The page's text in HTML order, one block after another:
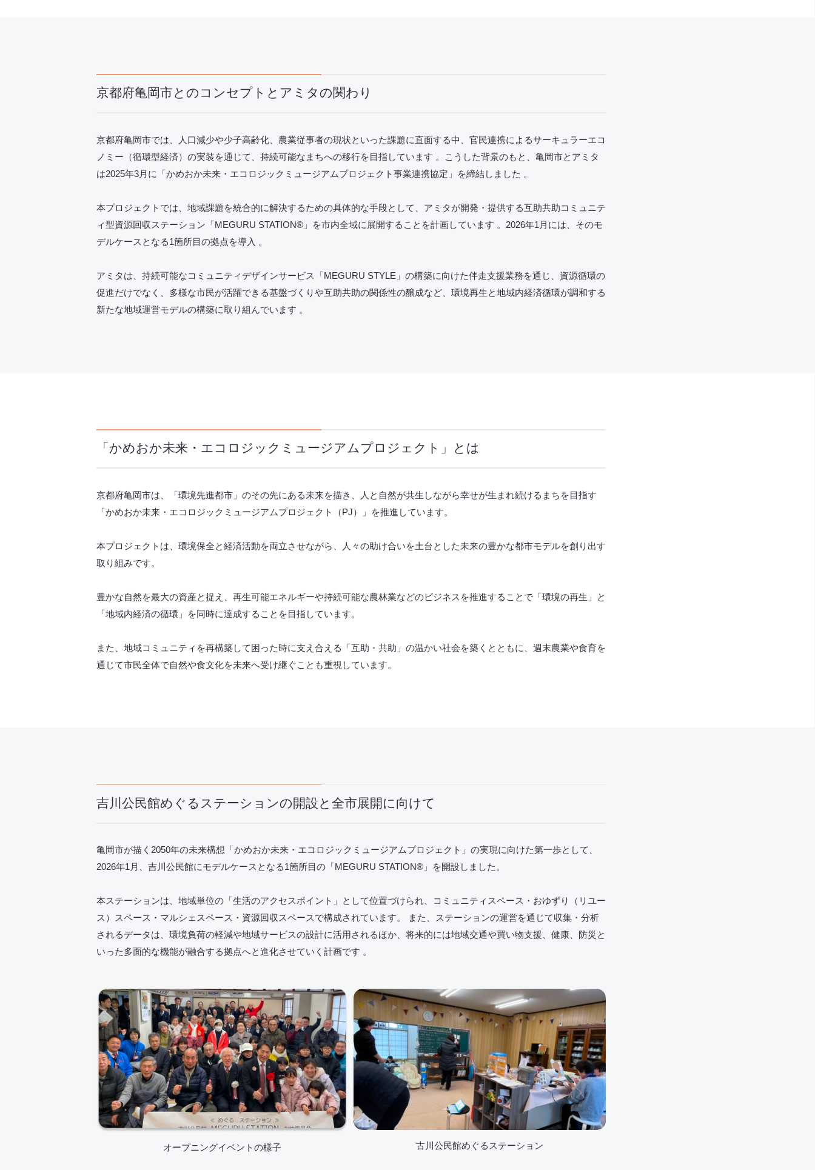
京都府亀岡市とのコンセプトとアミタの関わり
京都府亀岡市では、人口減少や少子高齢化、農業従事者の現状といった課題に直面する中、官民連携によるサーキュラーエコ
ノミー（循環型経済）の実装を通じて、持続可能なまちへの移行を目指しています 。こうした背景のもと、亀岡市とアミタ
は2025年3月に「かめおか未来・エコロジックミュージアムプロジェクト事業連携協定」を締結しました 。
本プロジェクトでは、地域課題を統合的に解決するための具体的な手段として、アミタが開発・提供する互助共助コミュニテ
ィ型資源回収ステーション「MEGURU STATION®」を市内全域に展開することを計画しています 。2026年1月には、そのモ
デルケースとなる1箇所目の拠点を導入 。
アミタは、持続可能なコミュニティデザインサービス「MEGURU STYLE」の構築に向けた伴走支援業務を通じ、資源循環の
促進だけでなく、多様な市民が活躍できる基盤づくりや互助共助の関係性の醸成など、環境再生と地域内経済循環が調和する
新たな地域運営モデルの構築に取り組んでいます 。
「かめおか未来・エコロジックミュージアムプロジェクト」とは
京都府亀岡市は、「環境先進都市」のその先にある未来を描き、人と自然が共生しながら幸せが生まれ続けるまちを目指す
「かめおか未来・エコロジックミュージアムプロジェクト（PJ）」を推進しています。
本プロジェクトは、環境保全と経済活動を両立させながら、人々の助け合いを土台とした未来の豊かな都市モデルを創り出す
取り組みです。
豊かな自然を最大の資産と捉え、再生可能エネルギーや持続可能な農林業などのビジネスを推進することで「環境の再生」と
「地域内経済の循環」を同時に達成することを目指しています。
また、地域コミュニティを再構築して困った時に支え合える「互助・共助」の温かい社会を築くとともに、週末農業や食育を
通じて市民全体で自然や食文化を未来へ受け継ぐことも重視しています。
吉川公民館めぐるステーションの開設と全市展開に向けて
亀岡市が描く2050年の未来構想「かめおか未来・エコロジックミュージアムプロジェクト」の実現に向けた第一歩として、
2026年1月、吉川公民館にモデルケースとなる1箇所目の「MEGURU STATION®」を開設しました。
本ステーションは、地域単位の「生活のアクセスポイント」として位置づけられ、コミュニティスペース・おゆずり（リユー
ス）スペース・マルシェスペース・資源回収スペースで構成されています。 また、ステーションの運営を通じて収集・分析
されるデータは、環境負荷の軽減や地域サービスの設計に活用されるほか、将来的には地域交通や買い物支援、健康、防災と
いった多面的な機能が融合する拠点へと進化させていく計画です 。
オープニングイベントの様子 古川公民館めぐるステーション